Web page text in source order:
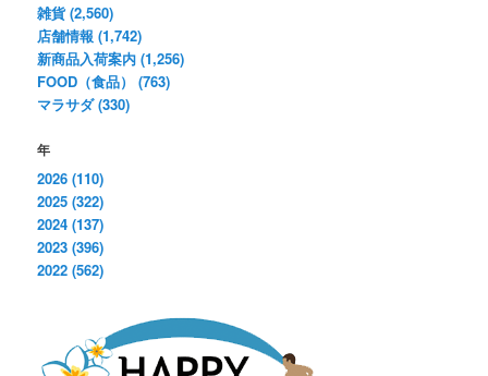
雑貨 (2,560)
店舗情報 (1,742)
新商品入荷案内 (1,256)
FOOD（食品） (763)
マラサダ (330)
年
2026 (110)
2025 (322)
2024 (137)
2023 (396)
2022 (562)